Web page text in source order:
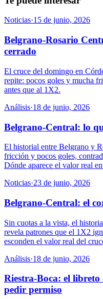
Noticias·15 de junio, 2026
Belgrano-Rosario
cerrado
El cruce del domingo en
repite: pocos goles y mucha
antes que al 1X2.
Análisis·18 de junio, 2026
Belgrano-Central: lo
El historial entre Belgrano y
fricción y pocos goles,
Dónde aparece el valor real en
Noticias·23 de junio, 2026
Belgrano-Central: el
Sin cuotas a la vista, el
revela patrones que el 1X2
esconden el valor real del
Análisis·18 de junio, 2026
Riestra-Boca: el
pedir permiso